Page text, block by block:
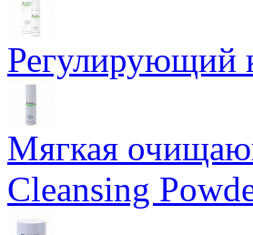
Регулирующий
Мягкая
Cleansing